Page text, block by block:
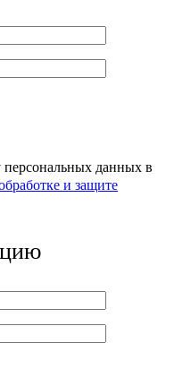
персональных данных в
и защите